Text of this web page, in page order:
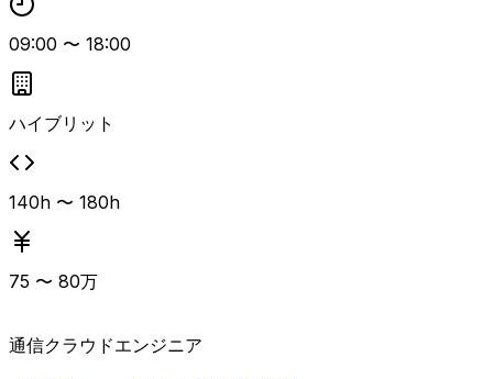
09:00 〜 18:00
ハイブリット
140h 〜 180h
75 〜 80万
通信クラウドエンジニア